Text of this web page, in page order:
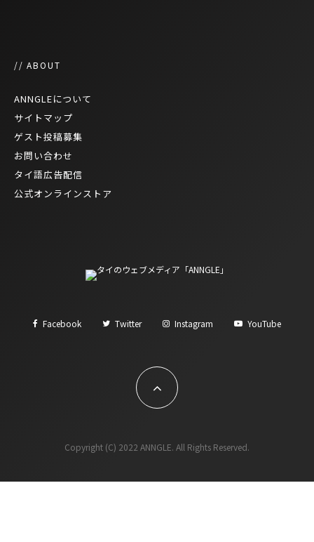
// ABOUT
ANNGLEについて
サイトマップ
ゲスト投稿募集
お問い合わせ
タイ語広告配信
公式オンラインストア
Facebook Twitter Instagram YouTube
Copyright (C) 2022 ANNGLE. All Rights Reserved.